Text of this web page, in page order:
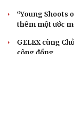
“Young Shoots
thêm một ước
GELEX cùng
cộng đồng